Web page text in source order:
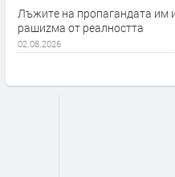
Лъжите на пропагандата им
рашиzма от реалността
02.08.2026